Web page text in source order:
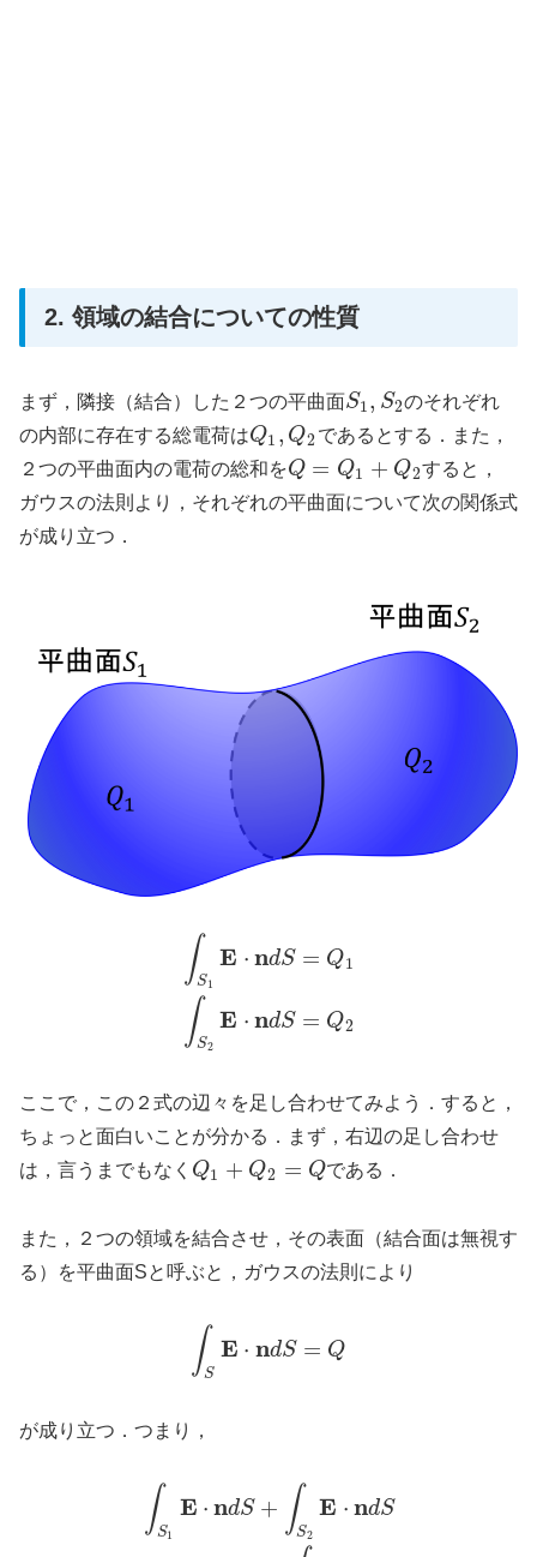
2. 領域の結合についての性質
まず，隣接（結合）した２つの平曲面S1, S2のそれぞれ
の内部に存在する総電荷はQ1 , Q2 であるとする．また，
２つの平曲面内の電荷の総和をQ = Q1 + Q2すると，
ガウスの法則より，それぞれの平曲面について次の関係式
が成り立つ．
∫S1
E ⋅ ndS = Q1
∫S2
E ⋅ ndS = Q2
ここで，この２式の辺々を足し合わせてみよう．すると，
ちょっと面白いことが分かる．まず，右辺の足し合わせ
は，言うまでもなく Q1 + Q2 = Qである．
また，２つの領域を結合させ，その表面（結合面は無視す
る）を平曲面Sと呼ぶと，ガウスの法則により
∫S
E ⋅ ndS = Q
が成り立つ．つまり，
∫S1
E ⋅ ndS + ∫S2
E ⋅ ndS